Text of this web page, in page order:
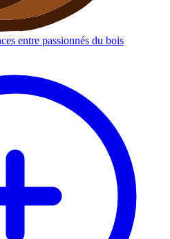
entre passionnés du bois